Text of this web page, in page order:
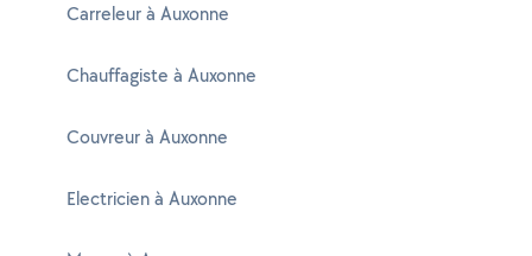
Carreleur à Auxonne
Chauffagiste à Auxonne
Couvreur à Auxonne
Electricien à Auxonne